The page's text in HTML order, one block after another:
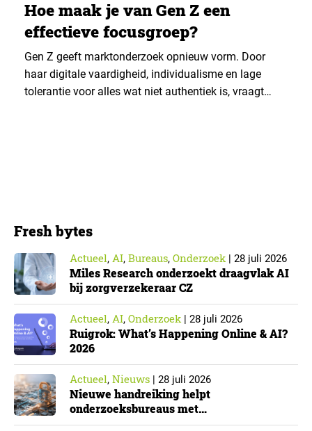
Hoe maak je van Gen Z een
effectieve focusgroep?
Gen Z geeft marktonderzoek opnieuw vorm. Door
haar digitale vaardigheid, individualisme en lage
tolerantie voor alles wat niet authentiek is, vraagt
Fresh bytes
Actueel, AI, Bureaus, Onderzoek| 28 juli 2026
Miles Research onderzoekt draagvlak AI
bij zorgverzekeraar CZ
Actueel, AI, Onderzoek| 28 juli 2026
Ruigrok: What’s Happening Online & AI?
2026
Actueel, Nieuws | 28 juli 2026
Nieuwe handreiking helpt
onderzoeksbureaus met
Cyberbeveiligingswet